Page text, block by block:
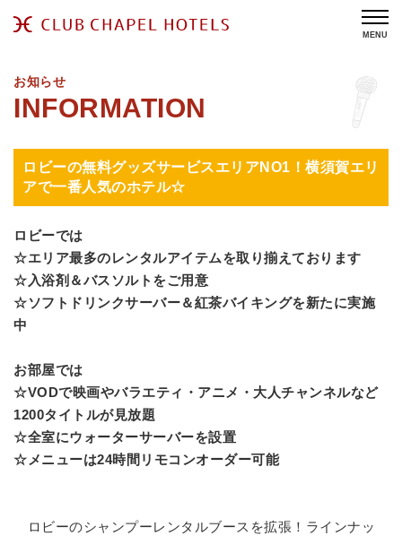
MENU
お知らせ
ロビーの無料グッズサービスエリアNO1！横須賀エリ
アで一番人気のホテル☆
ロビーでは
☆エリア最多のレンタルアイテムを取り揃えております
☆入浴剤＆バスソルトをご用意
☆ソフトドリンクサーバー＆紅茶バイキングを新たに実施
中
お部屋では
☆VODで映画やバラエティ・アニメ・大人チャンネルなど
1200タイトルが見放題
☆全室にウォーターサーバーを設置
☆メニューは24時間リモコンオーダー可能
ロビーのシャンプーレンタルブースを拡張！ラインナッ